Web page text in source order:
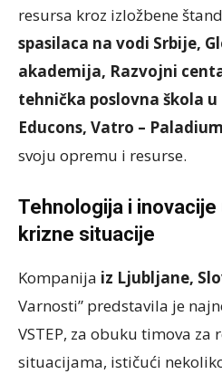
resursa kroz izložbene
spasilaca na vodi Srbije,
akademija, Razvojni
tehnička poslovna škola
Educons, Vatro – Paladium
svoju opremu i resurse.
Tehnologija i
krizne situacije
Kompanija iz Ljubljane,
Varnosti” predstavila je
VSTEP, za obuku timova
situacijama, ističući